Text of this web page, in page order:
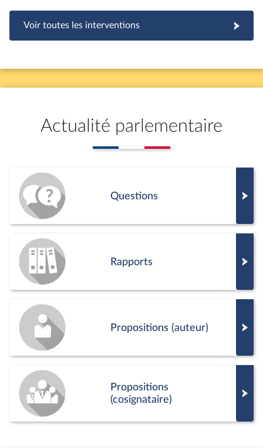
Voir toutes les interventions
Actualité parlementaire
Questions
Rapports
Propositions (auteur)
Propositions
(cosignataire)